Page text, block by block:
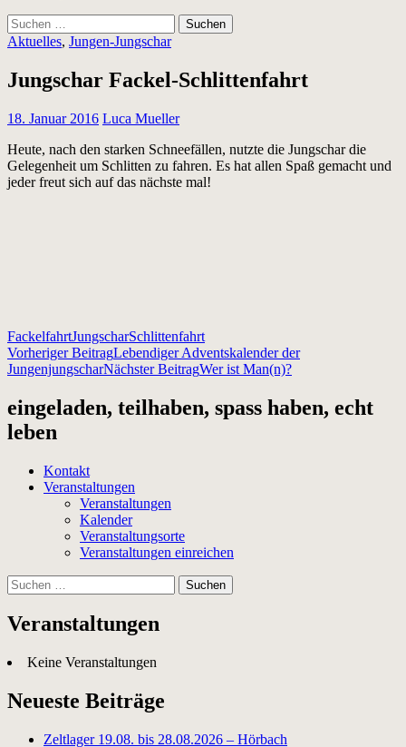
Suchen
nach:
Aktuelles, Jungen-Jungschar
Jungschar Fackel-Schlittenfahrt
18. Januar 2016 Luca Mueller
Heute, nach den starken Schneefällen, nutzte die Jungschar die
Gelegenheit um Schlitten zu fahren. Es hat allen Spaß gemacht und
jeder freut sich auf das nächste mal!
FackelfahrtJungscharSchlittenfahrt
Beitragsnavigation
Vorheriger BeitragLebendiger Adventskalender der
JungenjungscharNächster BeitragWer ist Man(n)?
eingeladen, teilhaben, spass haben, echt
leben
Kontakt
Veranstaltungen
Veranstaltungen
Kalender
Veranstaltungsorte
Veranstaltungen einreichen
Suchen
nach:
Veranstaltungen
Keine Veranstaltungen
Neueste Beiträge
Zeltlager 19.08. bis 28.08.2026 – Hörbach